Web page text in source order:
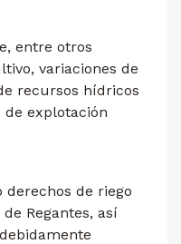
entre otros
variaciones de
recursos hídricos
de explotación
de riego
Regantes, así